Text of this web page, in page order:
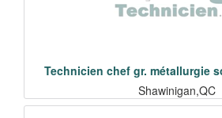
Technicien chef gr. métallurgie
Shawinigan,QC